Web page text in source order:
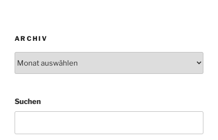
ARCHIV
Suchen